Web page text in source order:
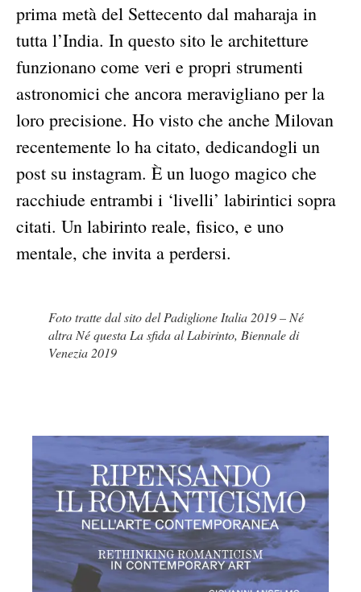
prima metà del Settecento dal maharaja in
tutta l’India. In questo sito le architetture
funzionano come veri e propri strumenti
astronomici che ancora meravigliano per la
loro precisione. Ho visto che anche Milovan
recentemente lo ha citato, dedicandogli un
post su instagram. È un luogo magico che
racchiude entrambi i ‘livelli’ labirintici sopra
citati. Un labirinto reale, fisico, e uno
mentale, che invita a perdersi.
Foto tratte dal sito del Padiglione Italia 2019 – Né
altra Né questa La sfida al Labirinto, Biennale di
Venezia 2019